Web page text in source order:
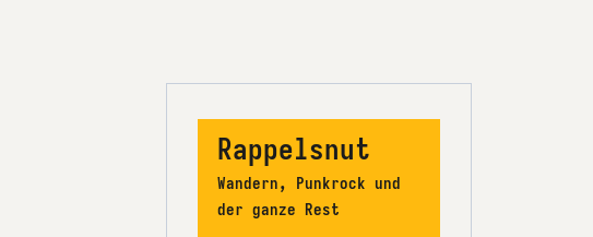
Rappelsnut
Wandern, Punkrock und
der ganze Rest